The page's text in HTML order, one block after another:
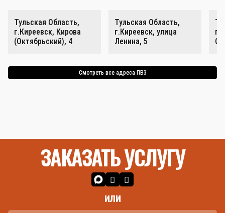
Тульская Область,
г.Киреевск, Кирова
(Октябрьский), 4
Тульская Область,
г.Киреевск, улица
Ленина, 5
Смотреть все адреса ПВЗ
ЗАКАЗАТЬ УСЛУГУ
или